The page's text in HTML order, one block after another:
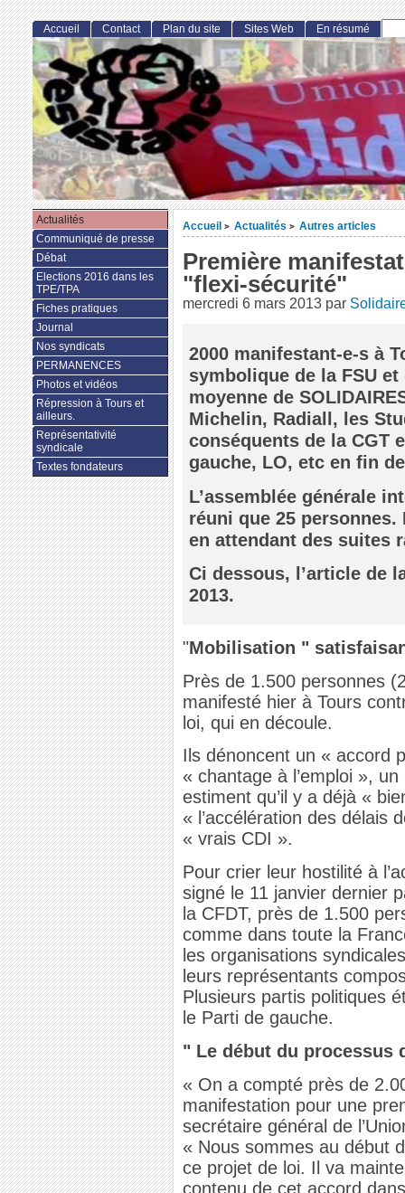
Accueil > Actualités > Autres articles
Première
"flexi-sécurité"
mercredi 6 mars 2013 par
2000 manifestant-e-s à
symbolique de la FSU et
moyenne de
Michelin, Radiall, les
conséquents de la CGT
gauche, LO, etc en fin
L’assemblée générale
réuni que 25
en attendant des suites
Ci dessous, l’article de
2013.
"Mobilisation "
Près de 1.500 personnes
manifesté hier à Tours
loi, qui en découle.
Ils dénoncent un « accord
« chantage à l’emploi »,
estiment qu’il y a déjà «
« l’accélération des délais
« vrais CDI ».
Pour crier leur hostilité à
signé le 11 janvier dernier
la CFDT, près de 1.500
comme dans toute la
les organisations
leurs représentants
Plusieurs partis politiques
le Parti de gauche.
" Le début du processus
« On a compté près de
manifestation pour une
secrétaire général de
« Nous sommes au début
ce projet de loi. Il va
contenu de cet accord
Accueil Contact Plan du site Sites Web En résumé
Actualités
Communiqué de presse
Débat
Elections 2016 dans les
TPE/TPA
Fiches pratiques
Journal
Nos syndicats
PERMANENCES
Photos et vidéos
Répression à Tours et
ailleurs.
Représentativité
syndicale
Textes fondateurs